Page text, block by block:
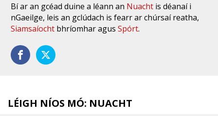
Bí ar an gcéad duine a léann an Nuacht is déanaí i
nGaeilge, leis an gclúdach is fearr ar chúrsaí reatha,
Siamsaíocht bhríomhar agusSpórt.
LÉIGH NÍOS MÓ: NUACHT